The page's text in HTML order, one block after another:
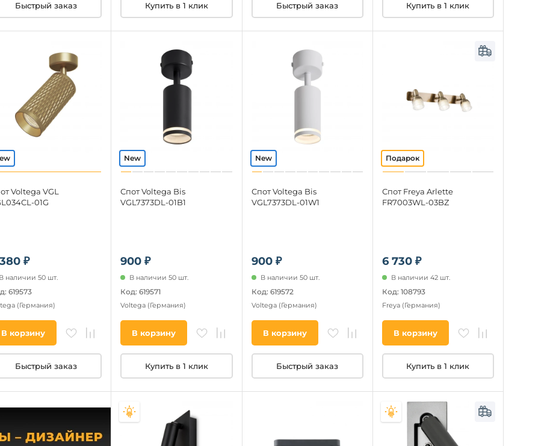
Быстрый заказ Купить в 1 клик Быстрый заказ Купить в 1 клик
₽
Voltega VGL
01G
В наличии 50 шт.
619573
(Германия)
В корзину
Быстрый заказ
900 ₽
Спот Voltega Bis
VGL7373DL-01B1
В наличии 50 шт.
Код: 619571
Voltega (Германия)
В корзину
Купить в 1 клик
900 ₽
Спот Voltega Bis
VGL7373DL-01W1
В наличии 50 шт.
Код: 619572
Voltega (Германия)
В корзину
Быстрый заказ
6 730 ₽
Спот Freya Arlette
FR7003WL-03BZ
В наличии 42 шт.
Код: 108793
Freya (Германия)
В корзину
Купить в 1 клик